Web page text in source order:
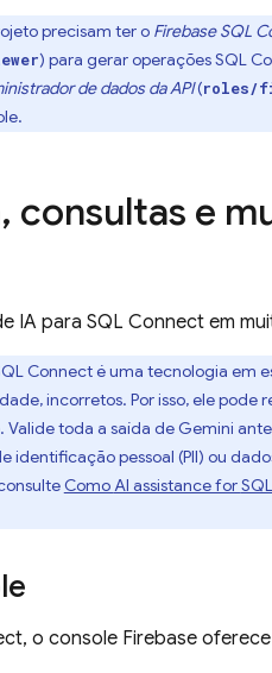
precisam ter o Firebase SQL
) para gerar operaçõesSQL
de dados da API(roles/
, consultas e
IA para SQL Connect em
Connecté uma tecnologia em
incorretos. Por isso, ele
toda a saída de Gemini
identificação pessoal (PII) ou
ComoAI assistance for
, o console Firebase oferece